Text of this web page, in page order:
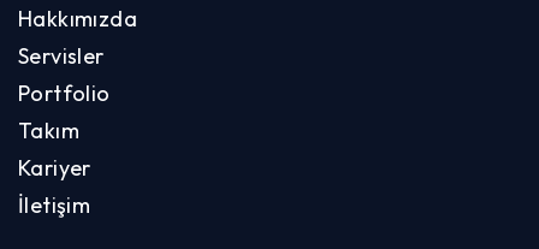
Hakkımızda
Servisler
Portfolio
Takım
Kariyer
İletişim